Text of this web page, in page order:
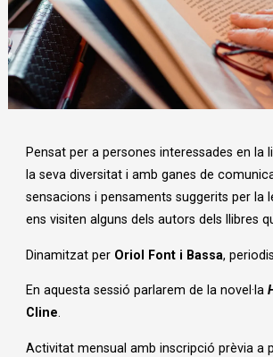
Pensat per a persones interessades en la
la seva diversitat i amb ganes de
sensacions i pensaments suggerits per la
ens visiten alguns dels autors dels llibres
Dinamitzat per Oriol Font i Bassa,
En aquesta sessió parlarem de la novel·la
Cline.
Activitat mensual amb inscripció prèvia a